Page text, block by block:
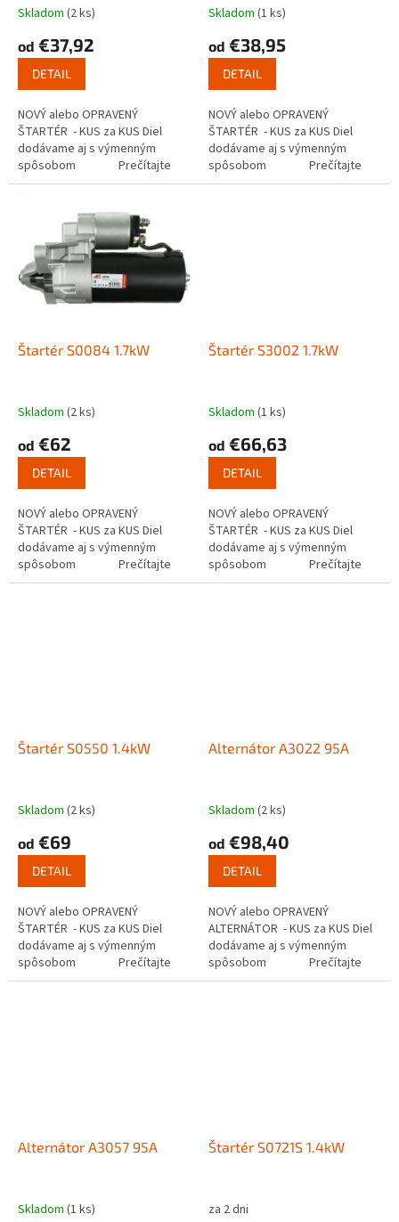
Skladom (2 ks)
od €37,92
DETAIL
NOVÝ alebo OPRAVENÝ
ŠTARTÉR - KUS za KUS Diel
dodávame aj s výmenným
spôsobom Prečítajte
si ako funguje...
Skladom (1 ks)
od €38,95
DETAIL
NOVÝ alebo OPRAVENÝ
ŠTARTÉR - KUS za KUS Diel
dodávame aj s výmenným
spôsobom Prečítajte
si ako funguje...
Štartér S0084 1.7kW
Skladom (2 ks)
od €62
DETAIL
NOVÝ alebo OPRAVENÝ
ŠTARTÉR - KUS za KUS Diel
dodávame aj s výmenným
spôsobom Prečítajte
si ako funguje...
Štartér S3002 1.7kW
Skladom (1 ks)
od €66,63
DETAIL
NOVÝ alebo OPRAVENÝ
ŠTARTÉR - KUS za KUS Diel
dodávame aj s výmenným
spôsobom Prečítajte
si ako funguje...
Štartér S0550 1.4kW
Skladom (2 ks)
od €69
DETAIL
NOVÝ alebo OPRAVENÝ
ŠTARTÉR - KUS za KUS Diel
dodávame aj s výmenným
spôsobom Prečítajte
si ako funguje...
Alternátor A3022 95A
Skladom (2 ks)
od €98,40
DETAIL
NOVÝ alebo OPRAVENÝ
ALTERNÁTOR - KUS za KUS Diel
dodávame aj s výmenným
spôsobom Prečítajte
si ako...
Alternátor A3057 95A
Skladom (1 ks)
Štartér S0721S 1.4kW
za 2 dni